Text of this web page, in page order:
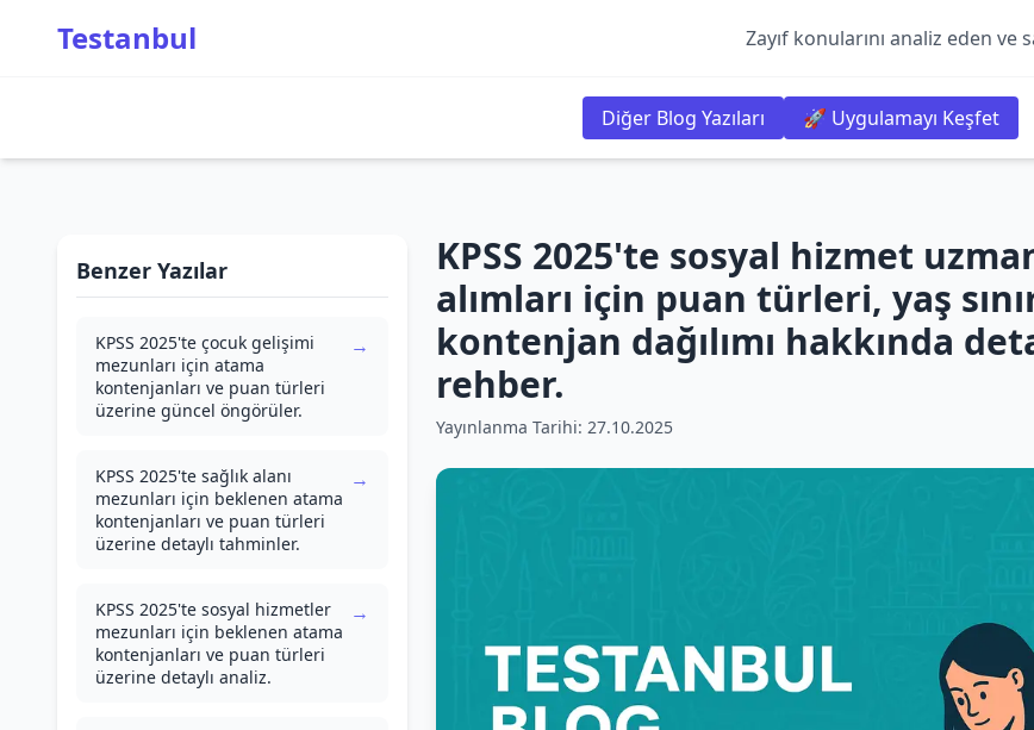
Testanbul Zayıf konularını analiz eden
Diğer Blog Yazıları 🚀 Uygulamayı Keşfet
Benzer Yazılar
KPSS 2025'te çocuk gelişimi
mezunları için atama
kontenjanları ve puan türleri
üzerine güncel öngörüler.
→
KPSS 2025'te sağlık alanı
mezunları için beklenen atama
kontenjanları ve puan türleri
üzerine detaylı tahminler.
→
KPSS 2025'te sosyal hizmetler
mezunları için beklenen atama
kontenjanları ve puan türleri
üzerine detaylı analiz.
→
KPSS 2025'te sosyal hizmet
alımları için puan türleri, yaş
kontenjan dağılımı hakkında
rehber.
Yayınlanma Tarihi: 27.10.2025